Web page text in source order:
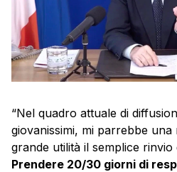
“Nel quadro attuale di
giovanissimi, mi parrebbe una
grande utilità il semplice
Prendere 20/30 giorni di